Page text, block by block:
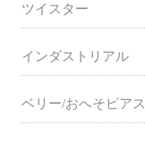
ツイスター
インダストリアル
ベリー/おへそピアス